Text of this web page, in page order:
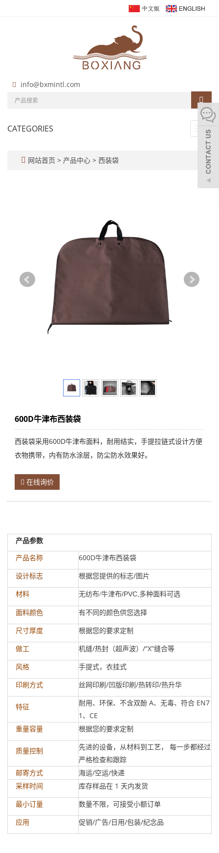
info@bxmintl.com
CATEGORIES
网站首页 > 产品中心 > 西装袋
600D牛津布西装袋
西装袋采用600D牛津布面料，耐用结实，手提拉链式设计方便
衣物携带，内有防水涂层，防尘防水效果好。
在线询价
产品参数
产品名称 600D牛津布西装袋
设计标志 根据您提供的标志/图片
材料 无纺布/牛津布/PVC, 多种面料可选
面料颜色 有不同的颜色供您选择
尺寸厚度 根据您的要求定制
做工 机缝/热封（超声波）/“X”缝合等
风格 手提式，衣挂式
印刷方式 丝网印刷/凹版印刷/热转印/热升华
特征
耐用、环保、不含双酚 A、无毒、符合 EN7
1、CE
重量容量 根据您的要求定制
质量控制
先进的设备，从材料到工艺， 每一步都经过
严格检查和跟踪
邮寄方式 海运/空运/快递
采样时间 库存样品在 1 天内发货
最小订量 数量不限，可接受小额订单
应用 促销/广告/日用/包装/纪念品